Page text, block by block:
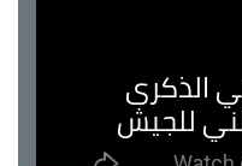
الذكرى
للجيش